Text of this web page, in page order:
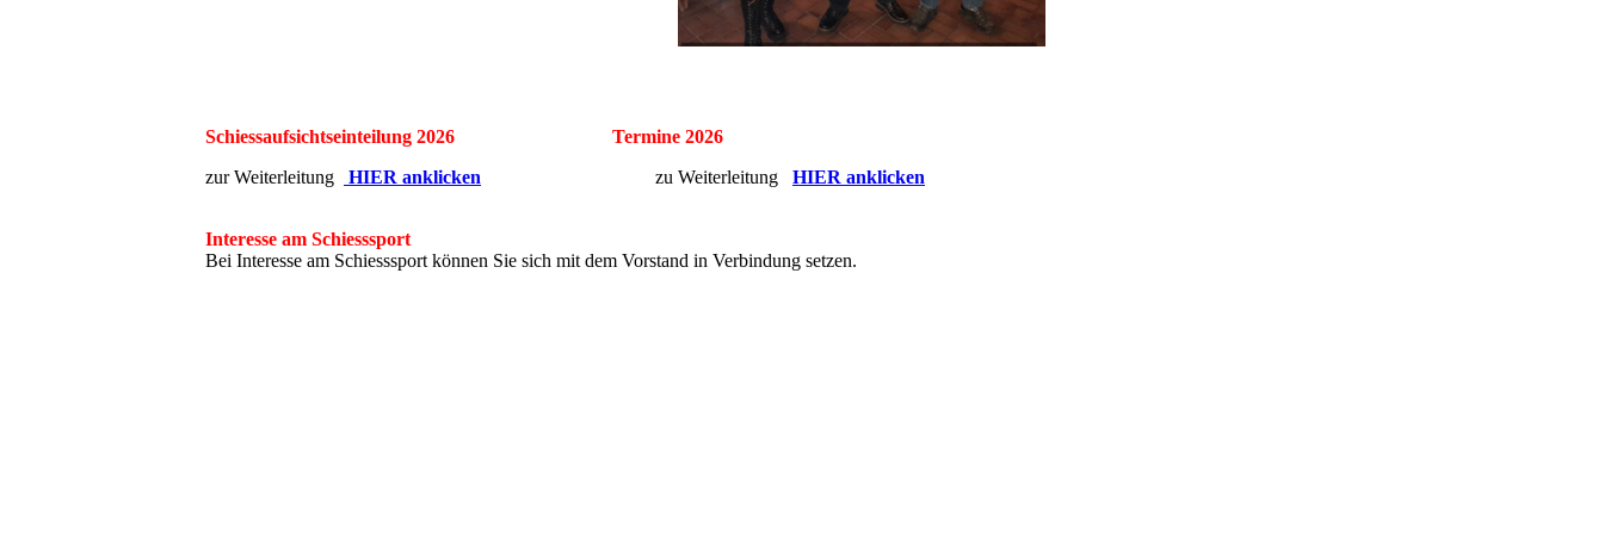
Schiessaufsichtseinteilung 2026 Termine 2026
zur Weiterleitung
HIER anklicken zu Weiterleitung HIER anklicken
Interesse am Schiesssport
Bei Interesse am Schiesssport können Sie sich mit dem Vorstand in Verbindung setzen.